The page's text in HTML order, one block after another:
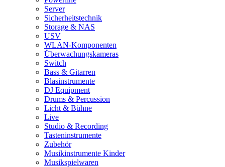
Server
Sicherheitstechnik
Storage & NAS
USV
WLAN-Komponenten
Überwachungskameras
Switch
Bass & Gitarren
Blasinstrumente
DJ Equipment
Drums & Percussion
Licht & Bühne
Live
Studio & Recording
Tasteninstrumente
Zubehör
Musikinstrumente Kinder
Musikspielwaren